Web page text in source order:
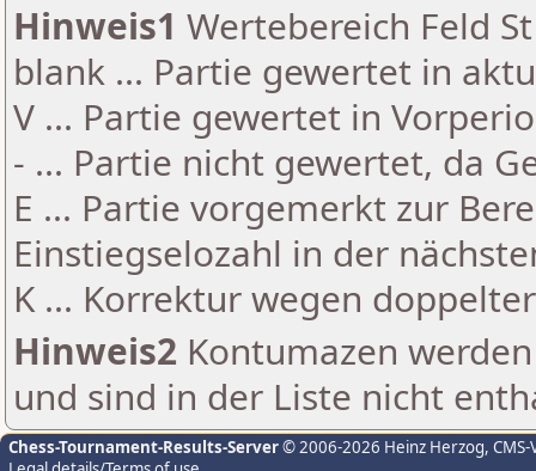
Hinweis1 Wertebereich Feld
blank ... Partie gewertet in
V ... Partie gewertet in
- ... Partie nicht gewertet, da
E ... Partie vorgemerkt zur
Einstiegselozahl in der
K ... Korrektur wegen
Hinweis2 Kontumazen
und sind in der Liste nicht
Chess-Tournament-Results-Server© 2006-2026 Heinz Herzog,